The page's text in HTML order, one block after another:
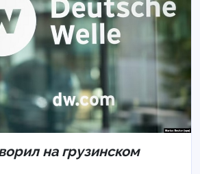
на грузинском